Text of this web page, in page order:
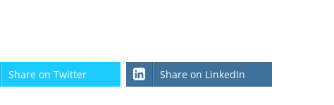
Share on Twitter Share on LinkedIn